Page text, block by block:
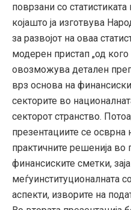
поврзани со
којашто ја изготвува
за развојот на оваа
модерен пристап „од кого
овозможува детален
врз основа на
секторите во
секторот странство.
презентациите се осврна
практичните решенија
финансиските сметки,
меѓуинституционалната
аспекти, изворите на